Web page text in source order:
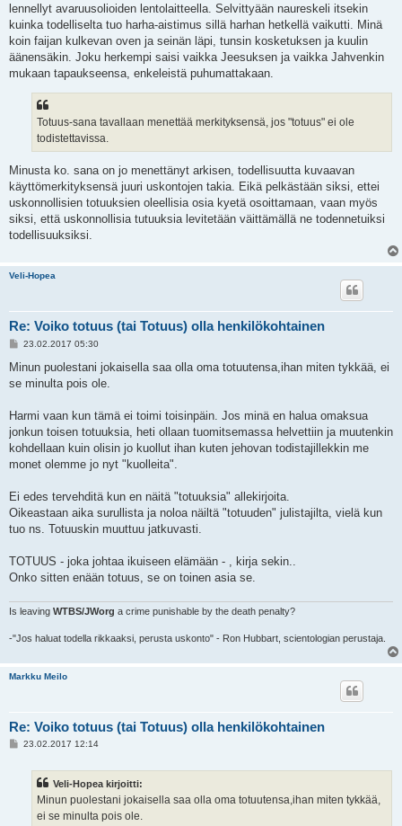
lennellyt avaruusolioiden lentolaitteella. Selvittyään naureskeli itsekin
kuinka todelliselta tuo harha-aistimus sillä harhan hetkellä vaikutti. Minä
koin faijan kulkevan oven ja seinän läpi, tunsin kosketuksen ja kuulin
äänensäkin. Joku herkempi saisi vaikka Jeesuksen ja vaikka Jahvenkin
mukaan tapaukseensa, enkeleistä puhumattakaan.
Totuus-sana tavallaan menettää merkityksensä, jos "totuus" ei ole
todistettavissa.
Minusta ko. sana on jo menettänyt arkisen, todellisuutta kuvaavan
käyttömerkityksensä juuri uskontojen takia. Eikä pelkästään siksi, ettei
uskonnollisien totuuksien oleellisia osia kyetä osoittamaan, vaan myös
siksi, että uskonnollisia tutuuksia levitetään väittämällä ne todennetuiksi
todellisuuksiksi.
Veli-Hopea
Re: Voiko totuus (tai Totuus) olla henkilökohtainen
V
e
t
23.02.2017 05:30
Minun puolestani jokaisella saa olla oma totuutensa,ihan miten tykkää, ei
se minulta pois ole.
Harmi vaan kun tämä ei toimi toisinpäin. Jos minä en halua omaksua
jonkun toisen totuuksia, heti ollaan tuomitsemassa helvettiin ja muutenkin
kohdellaan kuin olisin jo kuollut ihan kuten jehovan todistajillekkin me
monet olemme jo nyt "kuolleita".
Ei edes tervehditä kun en näitä "totuuksia" allekirjoita.
Oikeastaan aika surullista ja noloa näiltä "totuuden" julistajilta, vielä kun
tuo ns. Totuuskin muuttuu jatkuvasti.
TOTUUS - joka johtaa ikuiseen elämään - , kirja sekin..
Onko sitten enään totuus, se on toinen asia se.
Is leaving WTBS/JWorg a crime punishable by the death penalty?
-"Jos haluat todella rikkaaksi, perusta uskonto" - Ron Hubbart, scientologian perustaja.
Markku Meilo
Re: Voiko totuus (tai Totuus) olla henkilökohtainen
V23.02.2017 12:14
Veli-Hopea kirjoitti:
Minun puolestani jokaisella saa olla oma totuutensa,ihan miten tykkää,
ei se minulta pois ole.